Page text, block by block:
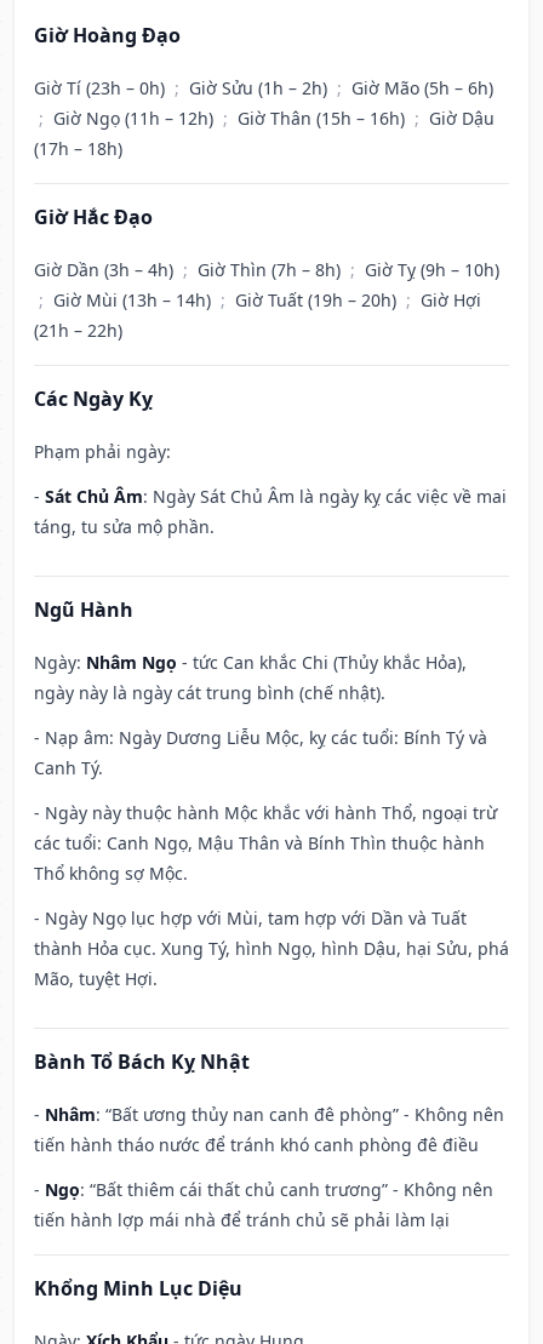
Giờ Hoàng Đạo
Giờ Tí (23h – 0h) ; Giờ Sửu (1h – 2h) ; Giờ Mão (5h – 6h)
; Giờ Ngọ (11h – 12h) ; Giờ Thân (15h – 16h) ; Giờ Dậu
(17h – 18h)
Giờ Hắc Đạo
Giờ Dần (3h – 4h) ; Giờ Thìn (7h – 8h) ; Giờ Tỵ (9h – 10h)
; Giờ Mùi (13h – 14h) ; Giờ Tuất (19h – 20h) ; Giờ Hợi
(21h – 22h)
Các Ngày Kỵ
Phạm phải ngày:
- Sát Chủ Âm: Ngày Sát Chủ Âm là ngày kỵ các việc về mai
táng, tu sửa mộ phần.
Ngũ Hành
Ngày: Nhâm Ngọ - tức Can khắc Chi (Thủy khắc Hỏa),
ngày này là ngày cát trung bình (chế nhật).
- Nạp âm: Ngày Dương Liễu Mộc, kỵ các tuổi: Bính Tý và
Canh Tý.
- Ngày này thuộc hành Mộc khắc với hành Thổ, ngoại trừ
các tuổi: Canh Ngọ, Mậu Thân và Bính Thìn thuộc hành
Thổ không sợ Mộc.
- Ngày Ngọ lục hợp với Mùi, tam hợp với Dần và Tuất
thành Hỏa cục. Xung Tý, hình Ngọ, hình Dậu, hại Sửu, phá
Mão, tuyệt Hợi.
Bành Tổ Bách Kỵ Nhật
- Nhâm: “Bất ương thủy nan canh đê phòng” - Không nên
tiến hành tháo nước để tránh khó canh phòng đê điều
- Ngọ: “Bất thiêm cái thất chủ canh trương” - Không nên
tiến hành lợp mái nhà để tránh chủ sẽ phải làm lại
Khổng Minh Lục Diệu